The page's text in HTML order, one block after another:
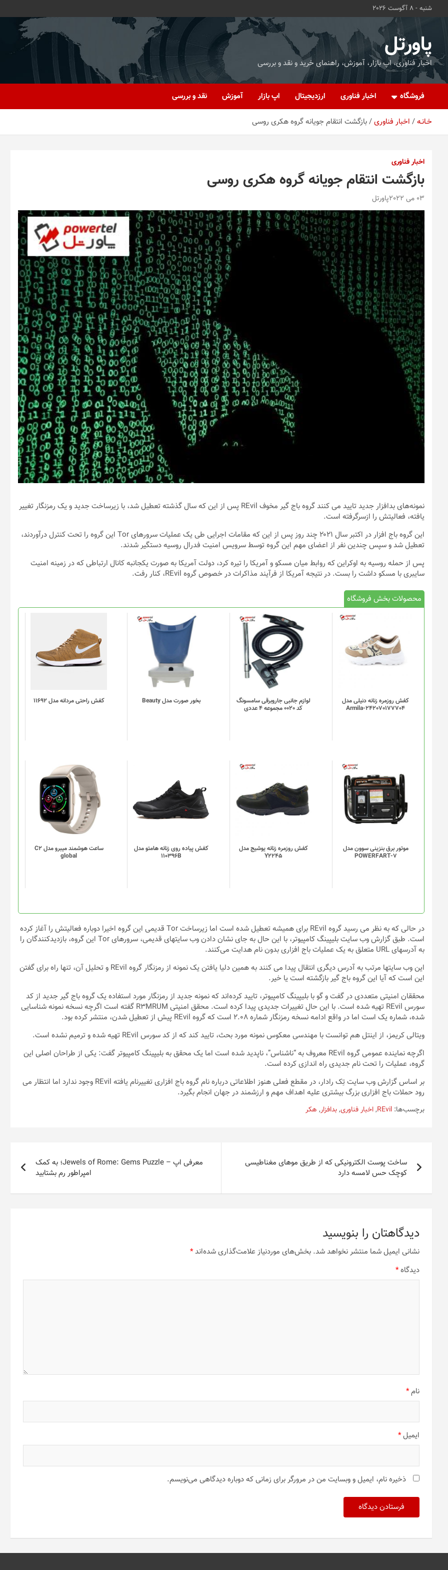
شنبه - 8 آگوست 2026
پاورتل
اخبار فناوری، اپ بازار، آموزش، راهنمای خرید و نقد و بررسی
فروشگاه اخبار فناوری ارزدیجیتال اپ بازار آموزش نقد و بررسی
خـانـه اخبار فناوری بازگشت انتقام جویانه گروه هکری روسی
اخبار فناوری
بازگشت انتقام جویانه گروه هکری روسی
03 می 2022 پاورتل
نمونه‌های بدافزار جدید تایید می کنند گروه باج گیر مخوف REvil پس از این که سال گذشته تعطیل شد، با زیرساخت جدید و یک رمزنگار تغییر
یافته، فعالیتش را ازسرگرفته است.
این گروه باج افزار در اکتبر سال ۲۰۲۱ چند روز پس از این که مقامات اجرایی طی یک عملیات سرورهای Tor این گروه را تحت کنترل درآوردند،
تعطیل شد و سپس چندین نفر از اعضای مهم این گروه توسط سرویس امنیت فدرال روسیه دستگیر شدند.
پس از حمله روسیه به اوکراین که روابط میان مسکو و آمریکا را تیره کرد، دولت آمریکا به صورت یکجانبه کانال ارتباطی که در زمینه امنیت
سایبری با مسکو داشت را بست. در نتیجه آمریکا از فرآیند مذاکرات در خصوص گروه REvil، کنار رفت.
محصولات بخش فروشگاه
کفش روزمره زنانه دنیلی مدل
Armila-242070177704
لوازم جانبی جاروبرقی سامسونگ
کد 0020 مجموعه 4 عددی
بخور صورت مدل Beauty کفش راحتی مردانه مدل 11692
محصول
دارای
انواع
مختلفی
گزینه
محصول
انتخاب
شوند
موتور برق بنزینی سوون مدل
POWERFART-7
کفش روزمره زنانه یوشیج مدل
Y2245
کفش پیاده روی زنانه هامتو مدل
110396B
محصول
دارای
انواع
مختلفی
گزینه
ها
محصول
انتخاب
شوند
ساعت هوشمند میبرو مدل C2
global
این
محصول
دارای
انواع
مختلفی
می
گزینه
ها
محصول
انتخاب
شوند
در حالی که به نظر می رسید گروه REvil برای همیشه تعطیل شده است اما زیرساخت Tor قدیمی این گروه اخیرا دوباره فعالیتش را آغاز کرده
است. طبق گزارش وب سایت بلیپینگ کامپیوتر، با این حال به جای نشان دادن وب سایتهای قدیمی، سرورهای Tor این گروه، بازدیدکنندگان را
به آدرسهای URL متعلق به یک عملیات باج افزاری بدون نام هدایت می‌کنند.
این وب سایتها مرتب به آدرس دیگری انتقال پیدا می کنند به همین دلیا یافتن یک نمونه از رمزنگار گروه REvil و تحلیل آن، تنها راه برای گفتن
این است که آیا این گروه باج گیر بازگشته است یا خیر.
محققان امنیتی متعددی در گفت و گو با بلیپینگ کامپیوتر، تایید کرده‌اند که نمونه جدید از رمزنگار مورد استفاده یک گروه باج گیر جدید از کد
سورس REvil تهیه شده است. با این حال تغییرات جدیدی پیدا کرده است. محقق امنیتی R۳MRUM گفته است اگرچه نسخه نمونه شناسایی
شده، شماره یک است اما در واقع ادامه نسخه رمزنگار شماره ۲.۰۸ است که گروه REvil پیش از تعطیل شدن، منتشر کرده بود.
ویتالی کریمز، از اینتل هم توانست با مهندسی معکوس نمونه مورد بحث، تایید کند که از کد سورس REvil تهیه شده و ترمیم نشده است.
اگرچه نماینده عمومی گروه REvil معروف به “ناشناس”، ناپدید شده است اما یک محقق به بلیپینگ کامپیوتر گفت: یکی از طراحان اصلی این
گروه، عملیات را تحت نام جدیدی راه اندازی کرده است.
بر اساس گزارش وب سایت تِک رادار، در مقطع فعلی هنوز اطلاعاتی درباره نام گروه باج افزاری تغییرنام یافته REvil وجود ندارد اما انتظار می
رود حملات باج افزاری بزرگ بیشتری علیه اهداف مهم و ارزشمند در جهان انجام بگیرد.
برچسب‌ها: REvil
,اخبار فناوری,بدافزار, هکر
راهبری
نوشتهساخت پوست الکترونیکی که از طریق موهای مغناطیسی
کوچک حس لامسه دارد
معرفی اپ – Jewels of Rome: Gems Puzzle؛ به کمک
امپراطور رم بشتابید
دیدگاهتان را بنویسید
نشانی ایمیل شما منتشر نخواهد شد. بخش‌های موردنیاز علامت‌گذاری شده‌اند*
دیدگاه*
نام*
ایمیل*
ذخیره نام، ایمیل و وبسایت من در مرورگر برای زمانی که دوباره دیدگاهی می‌نویسم.